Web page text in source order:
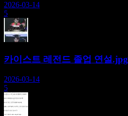
2026-03-14
5
카이스트 레전드 졸업 연설.jpg
2026-03-14
5